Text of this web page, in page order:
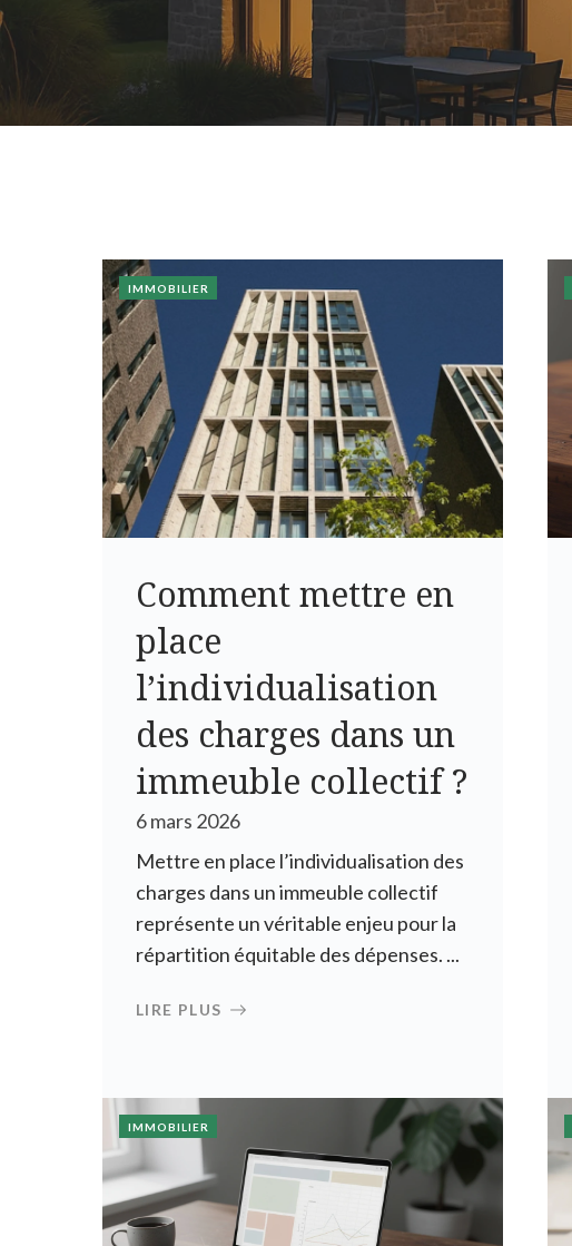
IMMOBILIER
Comment mettre en
place
l’individualisation
des charges dans un
immeuble collectif ?
6 mars 2026
Mettre en place l’individualisation des
charges dans un immeuble collectif
représente un véritable enjeu pour la
répartition équitable des dépenses. ...
LIRE PLUS
IMMOBILIER